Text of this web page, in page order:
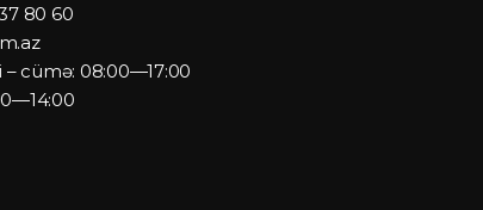
80 60
– cümə: 08:00—17:00